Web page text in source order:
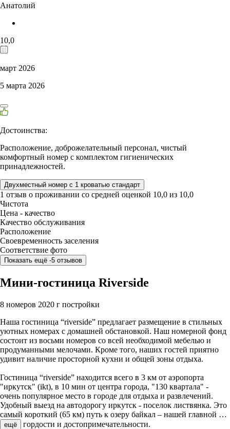
Анатолий
10,0
март 2026
5 марта 2026
Достоинства:
Расположение, доброжелательный персонал, чистый
комфортный номер с комплектом гигиенических
принадлежностей.
Двухместный номер с 1 кроватью стандарт
1 отзыв о проживании со средней оценкой 10,0 из 10,0
Чистота
Цена - качество
Качество обслуживания
Расположение
Своевременность заселения
Соответствие фото
Показать ещё -5 отзывов
Мини-гостиница Riverside
8 номеров 2020 г постройки
Наша гостиница “riverside” предлагает размещение в стильных
уютных номерах с домашней обстановкой. Наш номерной фонд
состоит из восьми номеров со всей необходимой мебелью и
продуманными мелочами. Кроме того, наших гостей приятно
удивит наличие просторной кухни и общей зоны отдыха.
Гостиница “riverside” находится всего в 3 км от аэропорта
"иркутск" (ikt), в 10 мин от центра города, "130 квартала" -
очень популярное место в городе для отдыха и развлечений.
Удобный выезд на автодорогу иркутск - поселок листвянка. Это
самый короткий (65 км) путь к озеру байкал – нашей главной …
ещё гордости и достопримечательности.